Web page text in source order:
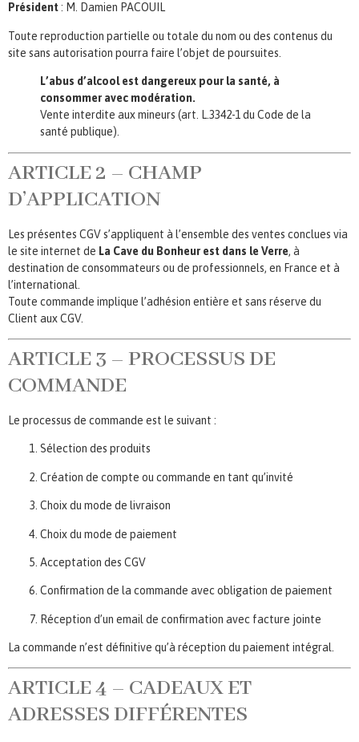
Président: M. Damien PACOUIL
Toute reproduction partielle ou totale du nom ou des contenus du
site sans autorisation pourra faire l’objet de poursuites.
L’abus d’alcool est dangereux pour la santé, à
consommer avec modération.
Vente interdite aux mineurs (art. L.3342-1 du Code de la
santé publique).
ARTICLE 2 – CHAMP
D’APPLICATION
Les présentes CGV s’appliquent à l’ensemble des ventes conclues via
le site internet de La Cave du Bonheur est dans le Verre, à
destination de consommateurs ou de professionnels, en France et à
l’international.
Toute commande implique l’adhésion entière et sans réserve du
Client aux CGV.
ARTICLE 3 – PROCESSUS DE
COMMANDE
Le processus de commande est le suivant :
Sélection des produits
Création de compte ou commande en tant qu’invité
Choix du mode de livraison
Choix du mode de paiement
Acceptation des CGV
Confirmation de la commande avec obligation de paiement
Réception d’un email de confirmation avec facture jointe
La commande n’est définitive qu’à réception du paiement intégral.
ARTICLE 4 – CADEAUX ET
ADRESSES DIFFÉRENTES